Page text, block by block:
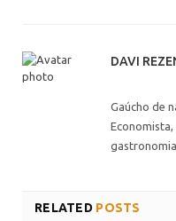
DAVI
Gaúcho de
Economista,
RELATED POSTS